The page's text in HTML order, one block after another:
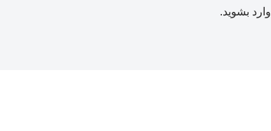
وارد بشوید.